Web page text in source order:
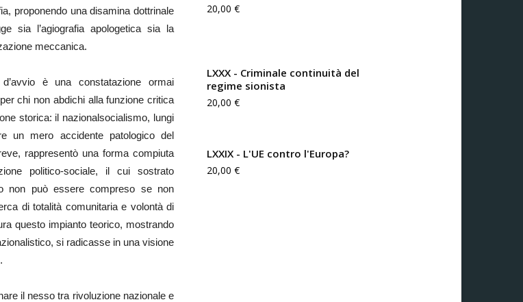
proponendo una disamina dottrinale
sia l’agiografia apologetica sia la
meccanica.
è una constatazione ormai
chi non abdichi alla funzione critica
storica: il nazionalsocialismo, lungi
un mero accidente patologico del
rappresentò una forma compiuta
politico-sociale, il cui sostrato
non può essere compreso se non
di totalità comunitaria e volontà di
questo impianto teorico, mostrando
si radicasse in una visione
il nesso tra rivoluzione nazionale e
20,00 €
LXXX - Criminale continuità del
regime sionista
20,00 €
LXXIX - L'UE contro l'Europa?
20,00 €